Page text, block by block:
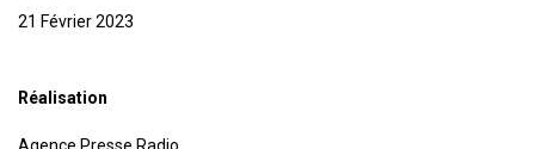
21 Février 2023
Réalisation
Agence Presse Radio